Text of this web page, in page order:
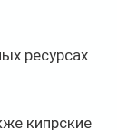
ресурсах
кипрские